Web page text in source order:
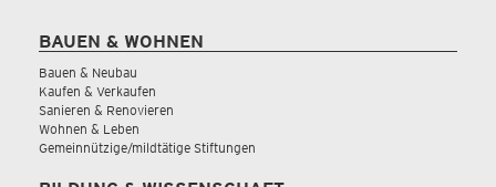
BAUEN & WOHNEN
Bauen & Neubau
Kaufen & Verkaufen
Sanieren & Renovieren
Wohnen & Leben
Gemeinnützige/mildtätige Stiftungen